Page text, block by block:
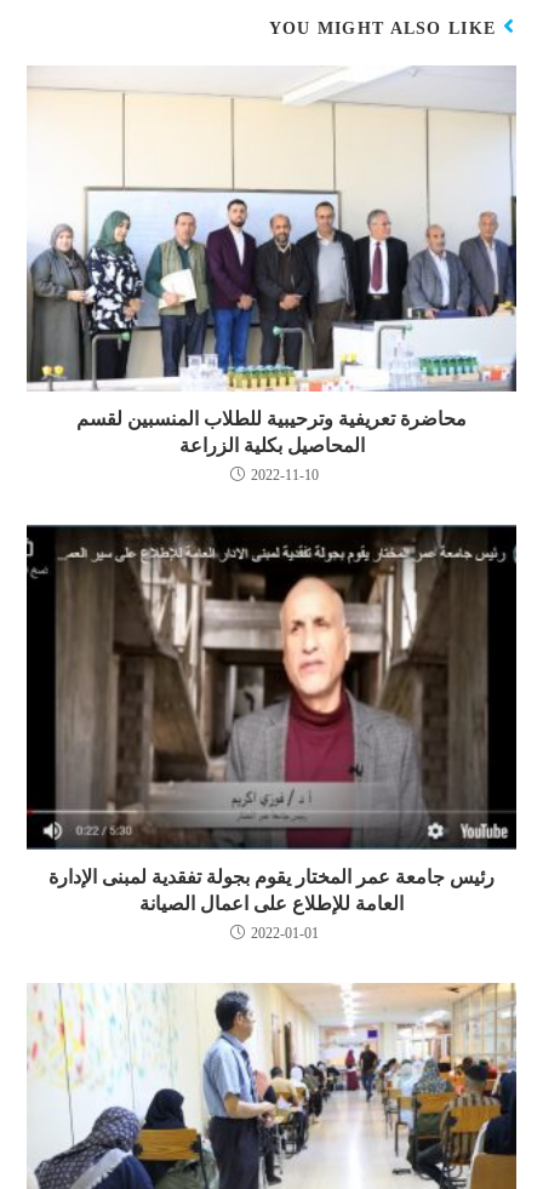
YOU MIGHT ALSO LIKE
محاضرة تعريفية وترحيبية للطلاب المنسبين لقسم
المحاصيل بكلية الزراعة
2022-11-10
رئيس جامعة عمر المختار يقوم بجولة تفقدية لمبنى الإدارة
العامة للإطلاع على اعمال الصيانة
2022-01-01